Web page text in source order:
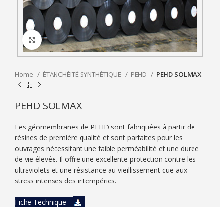
Click to enlarge
Home ÉTANCHÉITÉ SYNTHÉTIQUE PEHD PEHD SOLMAX
PEHD SOLMAX
Les géomembranes de PEHD sont fabriquées à partir de
résines de première qualité et sont parfaites pour les
ouvrages nécessitant une faible perméabilité et une durée
de vie élevée. Il offre une excellente protection contre les
ultraviolets et une résistance au vieillissement due aux
stress intenses des intempéries.
Fiche Technique